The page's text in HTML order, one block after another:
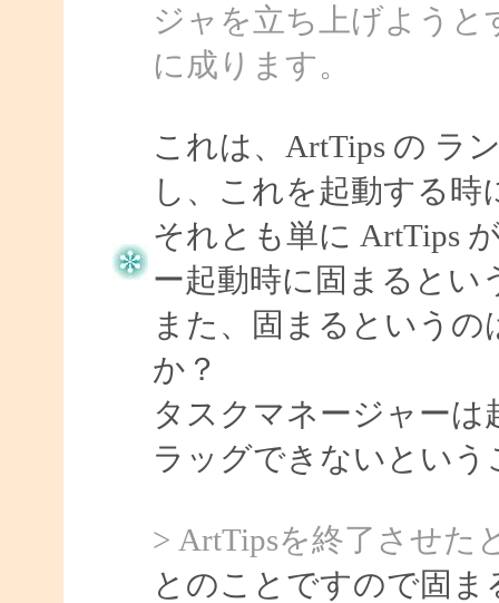
ジャを立ち上げようと
に成ります。
これは、ArtTips の ラ
し、これを起動する
それとも単に ArtTips
ー起動時に固まるとい
また、固まるという
か？
タスクマネージャー
ラッグできないとい
> ArtTipsを終了させた
とのことですので固